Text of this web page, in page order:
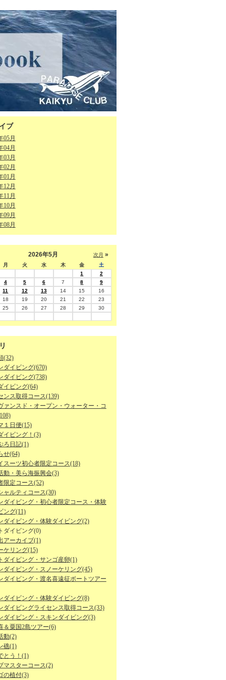
ブ
05月
04月
03月
02月
01月
12月
11月
10月
09月
08月
次月 »
2026年5月
月 火 水 木 金
土
1
2
4 5 6 7 8
9
11 12 13 14 15
16
18 19 20 21 22
23
25 26 27 28 29
30
(32)
ダイビング(670)
ダイビング(738)
イビング(64)
ンス取得コース(139)
ァンスド・オープン・ウォーター・コ
１日便(15)
イビング！(3)
ろ日記(1)
せ(64)
スーツ初心者限定コース(18)
動・美ら海振興会(3)
限定コース(52)
ャルティコース(30)
ダイビング・初心者限定コース・体験
ング(11)
ダイビング・体験ダイビング(2)
ダイビング(0)
アーカイブ(1)
ケリング(15)
ダイビング・サンゴ産卵(1)
ダイビング・スノーケリング(45)
ダイビング・渡名喜遠征ボートツアー
ダイビング・体験ダイビング(8)
ダイビングライセンス取得コース(33)
ダイビング・スキンダイビング(3)
＆粟国2島ツアー(6)
動(2)
礁(1)
とう！(1)
マスターコース(2)
の植付(3)